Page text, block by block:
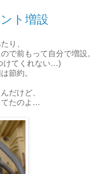
ト増設
り、
で前もって自分で増設。
けてくれない…)
節約。
だけど、
てたのよ…